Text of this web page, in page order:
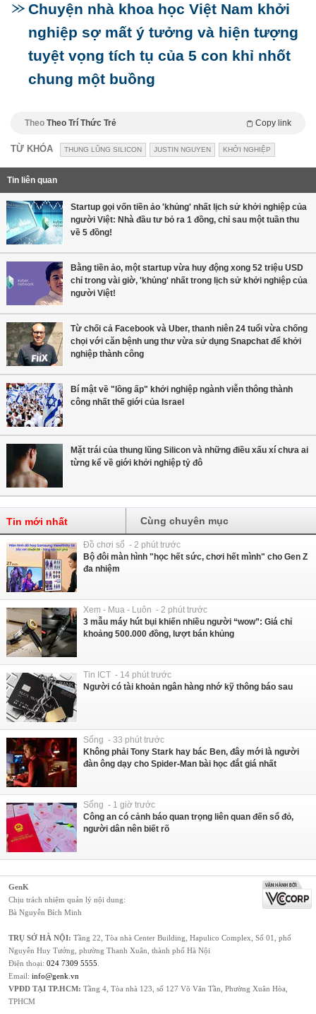
Chuyện nhà khoa học Việt Nam khởi
nghiệp sợ mất ý tưởng và hiện tượng
tuyệt vọng tích tụ của 5 con khỉ nhốt
chung một buồng
Theo Theo Trí Thức Trẻ Copy link
TỪ KHÓA THUNG LŨNG SILICON JUSTIN NGUYEN KHỞI NGHIỆP
Tin liên quan
Startup gọi vốn tiền ảo 'khủng' nhất lịch sử khởi nghiệp của
người Việt: Nhà đầu tư bỏ ra 1 đồng, chỉ sau một tuần thu
về 5 đồng!
Bằng tiền ảo, một startup vừa huy động xong 52 triệu USD
chỉ trong vài giờ, 'khủng' nhất trong lịch sử khởi nghiệp của
người Việt!
Từ chối cả Facebook và Uber, thanh niên 24 tuổi vừa chống
chọi với căn bệnh ung thư vừa sử dụng Snapchat để khởi
nghiệp thành công
Bí mật về "lồng ấp" khởi nghiệp ngành viễn thông thành
công nhất thế giới của Israel
Mặt trái của thung lũng Silicon và những điều xấu xí chưa ai
từng kể về giới khởi nghiệp tỷ đô
Tin mới nhất Cùng chuyên mục
Đồ chơi số - 2 phút trước
Bộ đôi màn hình "học hết sức, chơi hết mình" cho Gen Z
đa nhiệm
Xem - Mua - Luôn - 2 phút trước
3 mẫu máy hút bụi khiến nhiều người “wow”: Giá chỉ
khoảng 500.000 đồng, lượt bán khủng
Tin ICT - 14 phút trước
Người có tài khoản ngân hàng nhớ kỹ thông báo sau
Sống - 33 phút trước
Không phải Tony Stark hay bác Ben, đây mới là người
đàn ông dạy cho Spider-Man bài học đắt giá nhất
Sống - 1 giờ trước
Công an có cảnh báo quan trọng liên quan đến sổ đỏ,
người dân nên biết rõ
GenK
Chịu trách nhiệm quản lý nội dung:
Bà Nguyễn Bích Minh
TRỤ SỞ HÀ NỘI: Tầng 22, Tòa nhà Center Building, Hapulico Complex, Số 01, phố
Nguyễn Huy Tưởng, phường Thanh Xuân, thành phố Hà Nội
Điện thoại: 024 7309 5555.
Email: info@genk.vn
VPĐD TẠI TP.HCM: Tầng 4, Tòa nhà 123, số 127 Võ Văn Tần, Phường Xuân Hòa,
TPHCM